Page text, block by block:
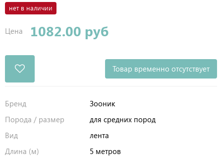
нет в наличии
Цена 1082.00 руб
Товар временно отсутствует
Бренд
Зооник
Порода / размер
для средних пород
Вид
лента
Длина (м)
5 метров